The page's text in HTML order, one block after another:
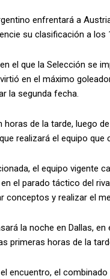
enfrentará a
su clasificación a los
el que la Selección se
en el máximo
la segunda fecha.
horas de la tarde, luego
realizará el equipo que
el equipo vigente
el parado táctico del
conceptos y realizar el
la noche en Dallas,
primeras horas de la
encuentro, el